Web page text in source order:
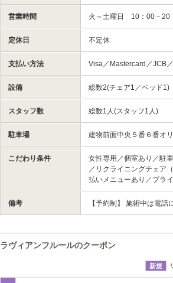
営業時間 火～土曜日 10：00－20
定休日 不定休
支払い方法 Visa／Mastercard／JCB
設備 総数2(チェア1／ベッド1)
スタッフ数 総数1人(スタッフ1人)
駐車場 建物前面中央５番６番オ
こだわり条件
女性専用／個室あり／駐
／リクライニングチェア
払いメニューあり／ブラ
備考 【予約制】 施術中は電
ラヴィアンフルールのクーポン
新規